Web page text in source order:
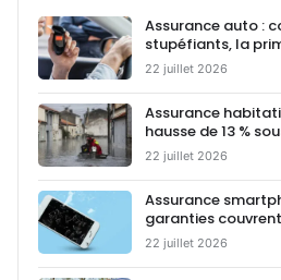
Assurance auto :
stupéfiants, la
22 juillet 2026
Assurance
hausse de 13 %
22 juillet 2026
Assurance
garanties
22 juillet 2026